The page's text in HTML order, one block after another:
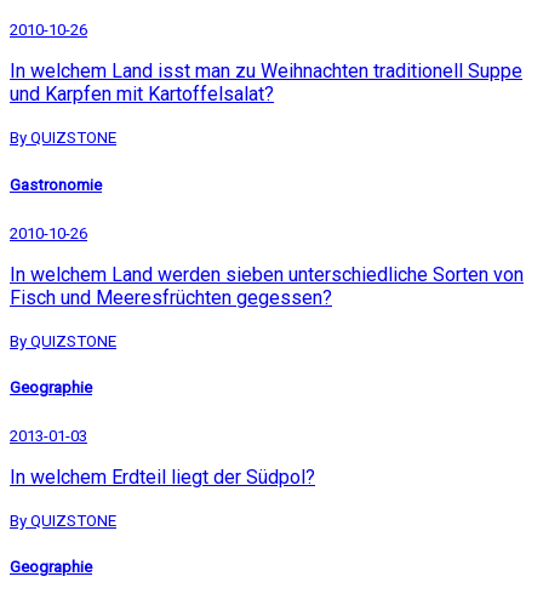
2010-10-26
In welchem Land isst man zu Weihnachten traditionell Suppe
und Karpfen mit Kartoffelsalat?
By QUIZSTONE
Gastronomie
2010-10-26
In welchem Land werden sieben unterschiedliche Sorten von
Fisch und Meeresfrüchten gegessen?
By QUIZSTONE
Geographie
2013-01-03
In welchem Erdteil liegt der Südpol?
By QUIZSTONE
Geographie